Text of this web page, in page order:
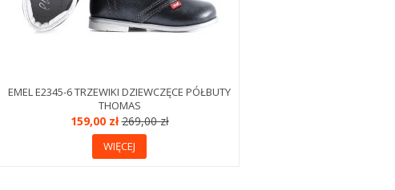
EMEL E2345-6 TRZEWIKI DZIEWCZĘCE PÓŁBUTY
THOMAS
159,00 zł269,00 zł
WIĘCEJ